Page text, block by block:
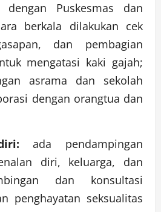
Puskesmas dan
berkala dilakukan cek
dan pembagian
mengatasi kaki gajah;
asrama dan sekolah
dengan orangtua dan
ada pendampingan
diri, keluarga, dan
dan konsultasi
penghayatan seksualitas